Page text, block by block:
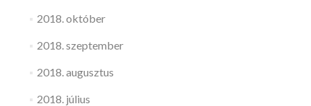
2018. október
2018. szeptember
2018. augusztus
2018. július